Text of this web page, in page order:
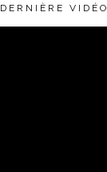
DERNIÈRE VIDÉO